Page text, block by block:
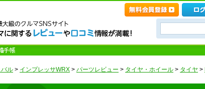
バル > インプレッサWRX > パーツレビュー > タイヤ・ホイール > タイヤ >